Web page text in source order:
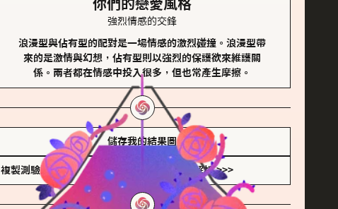
你們的戀愛風格
強烈情感的交鋒
浪漫型與佔有型的配對是一場情感的激烈碰撞。浪漫型帶
來的是激情與幻想，佔有型則以強烈的保護欲來維護關
係。兩者都在情感中投入很多，但也常產生摩擦。
儲存我的結果圖
複製測驗連結 查看香氛類型全解析 >>>